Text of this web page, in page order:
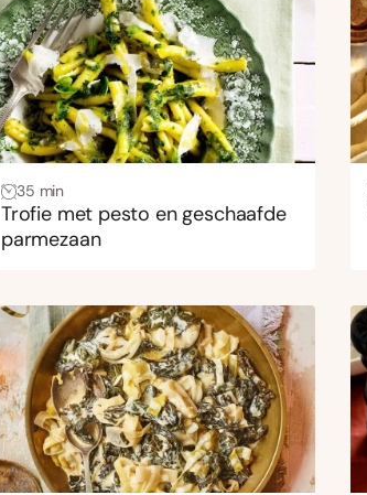
35 min
Trofie met pesto en geschaafde
parmezaan